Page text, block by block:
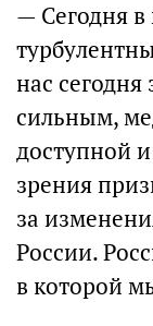
— Сегодня в
нас сегодня
сильным,
доступной
зрения
за
России.
в которой